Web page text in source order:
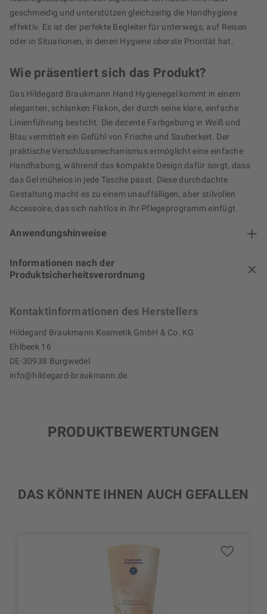
geschmeidig und unterstützen gleichzeitig die Handhygiene
effektiv. Es ist der perfekte Begleiter für unterwegs, auf Reisen
oder in Situationen, in denen Hygiene oberste Priorität hat.
Wie präsentiert sich das Produkt?
Das Hildegard Braukmann Hand Hygienegel kommt in einem
eleganten, schlanken Flakon, der durch seine klare, einfache
Linienführung besticht. Die dezente Farbgebung in Weiß und
Blau vermittelt ein Gefühl von Frische und Sauberkeit. Der
praktische Verschlussmechanismus ermöglicht eine einfache
Handhabung, während das kompakte Design dafür sorgt, dass
das Gel mühelos in jede Tasche passt. Diese durchdachte
Gestaltung macht es zu einem unauffälligen, aber stilvollen
Accessoire, das sich nahtlos in Ihr Pflegeprogramm einfügt.
Anwendungshinweise
Informationen nach der
Produktsicherheitsverordnung
Kontaktinformationen des Herstellers
Hildegard Braukmann Kosmetik GmbH & Co. KG
Ehlbeek 16
DE-30938 Burgwedel
info@hildegard-braukmann.de
PRODUKTBEWERTUNGEN
DAS KÖNNTE IHNEN AUCH GEFALLEN